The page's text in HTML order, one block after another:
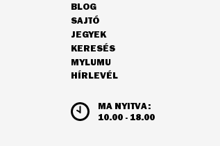
MÁSODLAGOS
NAVIGÁCIÓ
BLOG
SAJTÓ
JEGYEK
KERESÉS
MYLUMU
HÍRLEVÉL
MA NYITVA:
10.00 - 18.00
NYITVATARTÁS ÉS JEGYÁRAK